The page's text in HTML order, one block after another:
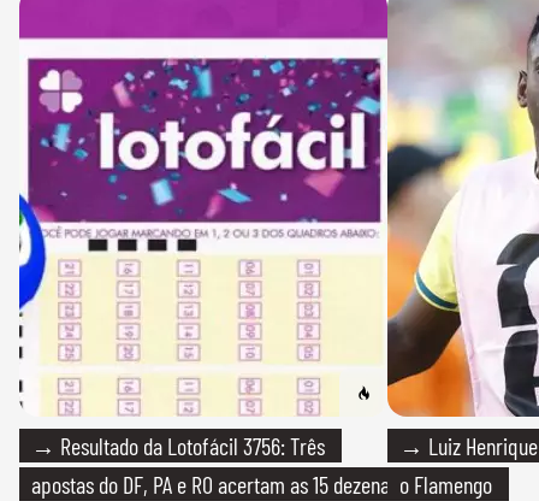
→ Resultado da Lotofácil 3756: Três
apostas do DF, PA e RO acertam as 15 dezenas
→ Luiz
o Flamengo